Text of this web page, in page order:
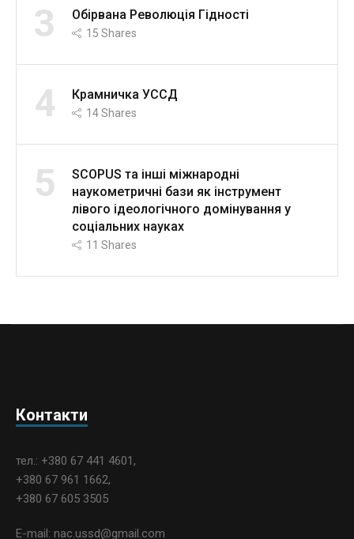
3 Обірвана Революція Гідності
15 Shares
4 Крамничка УССД
14Shares
5
SCOPUS та інші міжнародні
наукометричні бази як інструмент
лівого ідеологічного домінування у
соціальних науках
11 Shares
Контакти
тел.: +380 67 441 4601,
+380 67 961 1662,
+380 67 605 3505
E-mail: nac.ussd@gmail.com